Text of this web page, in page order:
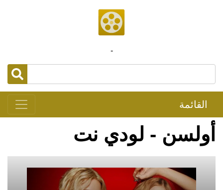
-
القائمة
أولسن - لودي نت